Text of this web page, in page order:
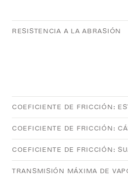
RESISTENCIA A LA ABRASIÓN
COEFICIENTE DE FRICCIÓN:
COEFICIENTE DE FRICCIÓN:
COEFICIENTE DE FRICCIÓN:
TRANSMISIÓN MÁXIMA DE